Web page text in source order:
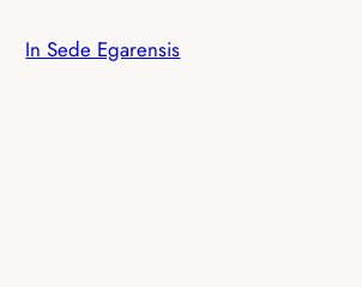
In Sede Egarensis